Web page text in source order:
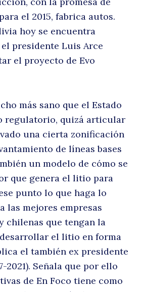
el 2015, fabrica autos.
hoy se encuentra
presidente Luis Arce
el proyecto de Evo
más sano que el Estado
regulatorio, quizá articular
una cierta zonificación
de líneas bases
un modelo de cómo se
que genera el litio para
punto lo que haga lo
las mejores empresas
chilenas que tengan la
el litio en forma
el también ex presidente
2021). Señala que por ello
de En Foco tiene como